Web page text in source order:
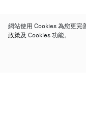
網站使用 Cookies 為您更完
政策及 Cookies 功能。